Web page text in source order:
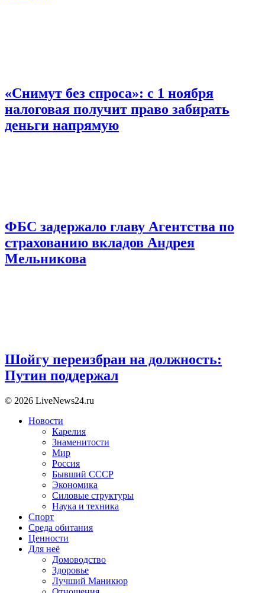
«Снимут без спроса»: с 1 ноября
налоговая получит право забирать
деньги напрямую
ФБС задержало главу Агентства по
страхованию вкладов Андрея
Мельникова
Шойгу переизбран на должность:
Путин поддержал
© 2026 LiveNews24.ru
Новости
Карелия
Знаменитости
Мир
Россия
Бывший СССР
Экономика
Силовые структуры
Наука и техника
Спорт
Среда обитания
Ценности
Для неё
Домоводство
Здоровье
Лучший Маникюр